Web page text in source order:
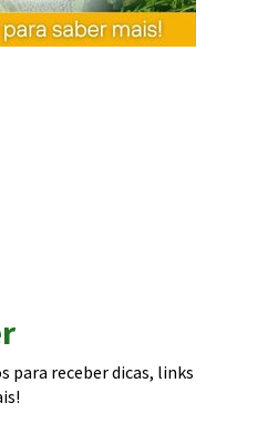
para receber dicas, links